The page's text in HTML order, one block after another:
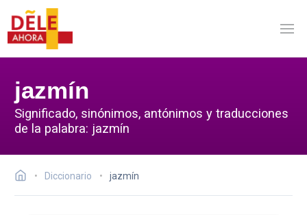
jazmín
Significado, sinónimos, antónimos y traducciones
de la palabra: jazmín
Diccionario jazmín